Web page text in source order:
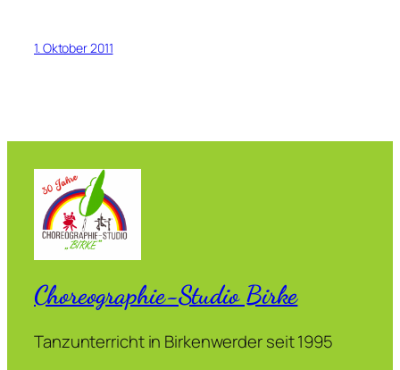
1. Oktober 2011
Choreographie-Studio Birke
Tanzunterricht in Birkenwerder seit 1995